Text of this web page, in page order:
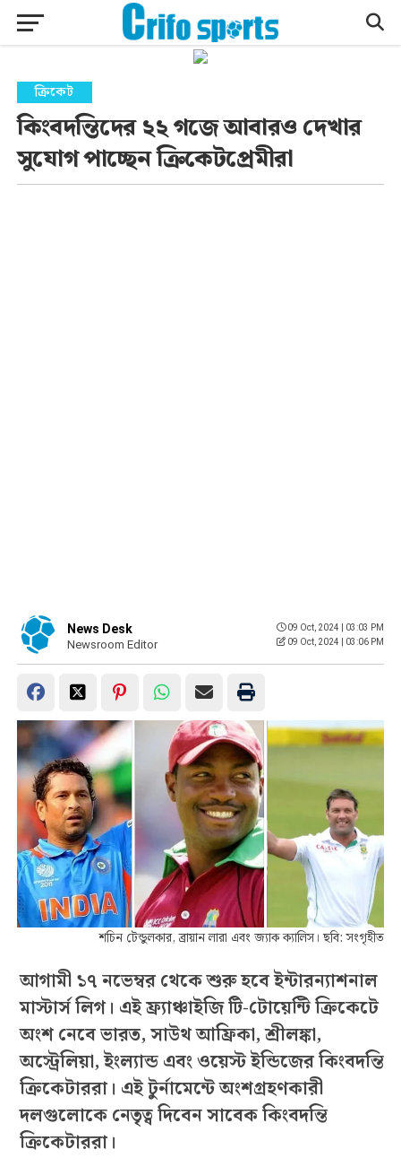
ক্রিকেট
কিংবদন্তিদের ২২ গজে আবারও দেখার
সুযোগ পাচ্ছেন ক্রিকেটপ্রেমীরা
News Desk
Newsroom Editor
09 Oct, 2024 | 03:03 PM
09 Oct, 2024 | 03:06 PM
শচিন টেন্ডুলকার, ব্রায়ান লারা এবং জ্যাক ক্যালিস। ছবি: সংগৃহীত
আগামী ১৭ নভেম্বর থেকে শুরু হবে ইন্টারন্যাশনাল
মাস্টার্স লিগ। এই ফ্র্যাঞ্চাইজি টি-টোয়েন্টি ক্রিকেটে
অংশ নেবে ভারত, সাউথ আফ্রিকা, শ্রীলঙ্কা,
অস্ট্রেলিয়া, ইংল্যান্ড এবং ওয়েস্ট ইন্ডিজের কিংবদন্তি
ক্রিকেটাররা। এই টুর্নামেন্টে অংশগ্রহণকারী
দলগুলোকে নেতৃত্ব দিবেন সাবেক কিংবদন্তি
ক্রিকেটাররা।